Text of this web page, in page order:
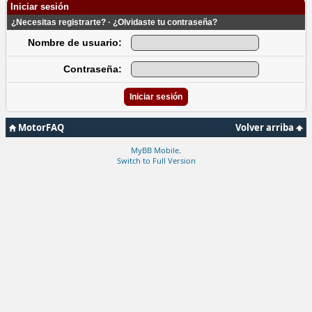
Iniciar sesión
¿Necesitas registrarte? · ¿Olvidaste tu contraseña?
Nombre de usuario:
Contraseña:
Volver arriba
MotorFAQ
MyBB Mobile
Switch to Full Version